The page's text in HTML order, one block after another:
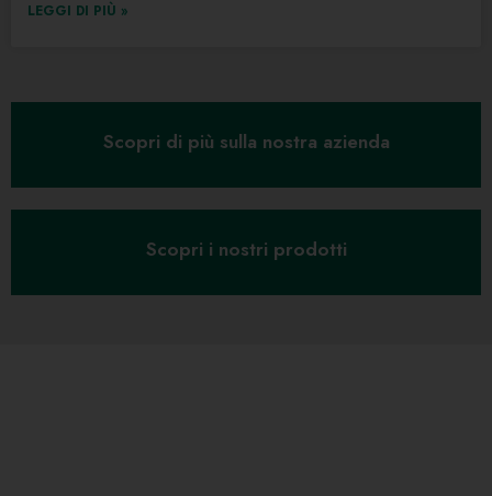
LEGGI DI PIÙ »
Scopri di più sulla nostra azienda
Scopri i nostri prodotti